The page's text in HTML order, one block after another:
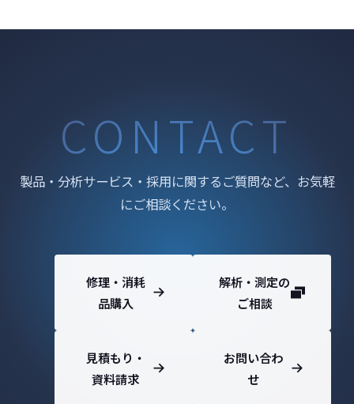
CONTACT
製品・分析サービス・採用に関するご質問など、お気軽
にご相談ください。
修理・消耗
品購入
解析・測定の
ご相談
見積もり・
資料請求
お問い合わ
せ